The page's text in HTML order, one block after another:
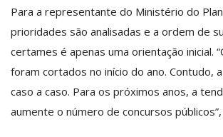
Para a representante do Ministério do
prioridades são analisadas e a ordem de
certames é apenas uma orientação inicial.
foram cortados no início do ano. Contudo,
caso a caso. Para os próximos anos, a
aumente o número de concursos